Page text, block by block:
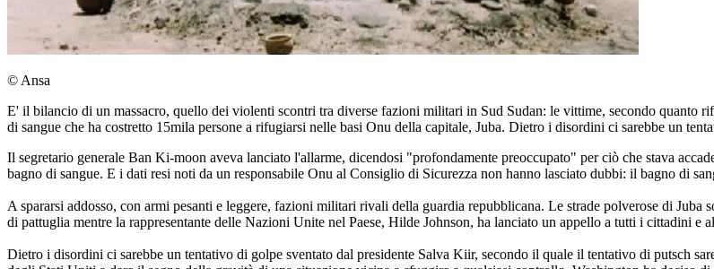
© Ansa
E' il bilancio di un massacro, quello dei violenti scontri tra diverse fazioni militari in Sud Sudan: le vittime, secondo quanto
di sangue che ha costretto 15mila persone a rifugiarsi nelle basi Onu della capitale, Juba. Dietro i disordini ci sarebbe un
Il segretario generale Ban Ki-moon aveva lanciato l'allarme, dicendosi "profondamente preoccupato" per ciò che stava
bagno di sangue. E i dati resi noti da un responsabile Onu al Consiglio di Sicurezza non hanno lasciato dubbi: il bagno di
A spararsi addosso, con armi pesanti e leggere, fazioni militari rivali della guardia repubblicana. Le strade polverose di Juba
di pattuglia mentre la rappresentante delle Nazioni Unite nel Paese, Hilde Johnson, ha lanciato un appello a tutti i cittadini e
Dietro i disordini ci sarebbe un tentativo di golpe sventato dal presidente Salva Kiir, secondo il quale il tentativo di putsch